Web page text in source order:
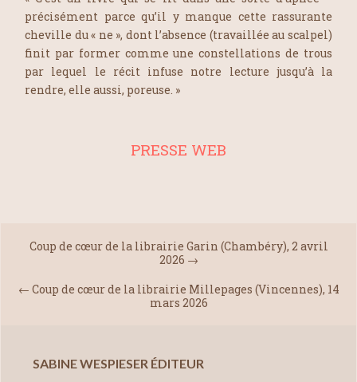
précisément parce qu’il y manque cette rassurante
cheville du « ne », dont l’absence (travaillée au scalpel)
finit par former comme une constellations de trous
par lequel le récit infuse notre lecture jusqu’à la
rendre, elle aussi, poreuse. »
PRESSE WEB
Coup de cœur de la librairie Garin (Chambéry), 2 avril
2026 →
← Coup de cœur de la librairie Millepages (Vincennes), 14
mars 2026
SABINE WESPIESER ÉDITEUR